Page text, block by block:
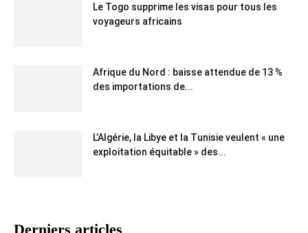
Le Togo supprime les visas pour tous les
voyageurs africains
Afrique du Nord : baisse attendue de 13 %
des importations de...
L’Algérie, la Libye et la Tunisie veulent « une
exploitation équitable » des...
Derniers articles